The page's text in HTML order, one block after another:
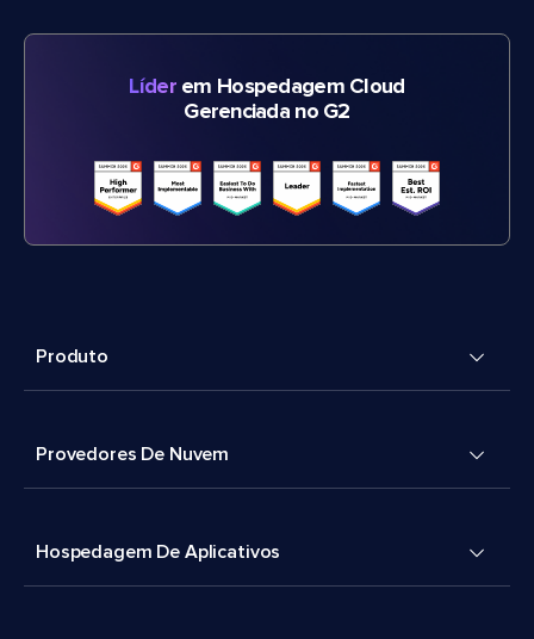
Líderem Hospedagem Cloud
Gerenciada no G2
Produto
Provedores De Nuvem
Hospedagem De Aplicativos